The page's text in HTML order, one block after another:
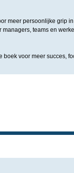
meer persoonlijke grip in
teams en
voor meer succes,